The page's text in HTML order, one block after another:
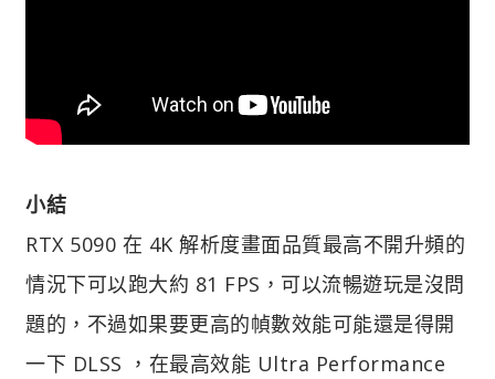
小結
RTX 5090 在 4K 解析度畫面品質最高不開升頻的
情況下可以跑大約 81 FPS，可以流暢遊玩是沒問
題的，不過如果要更高的幀數效能可能還是得開
一下 DLSS ，在最高效能 Ultra Performance